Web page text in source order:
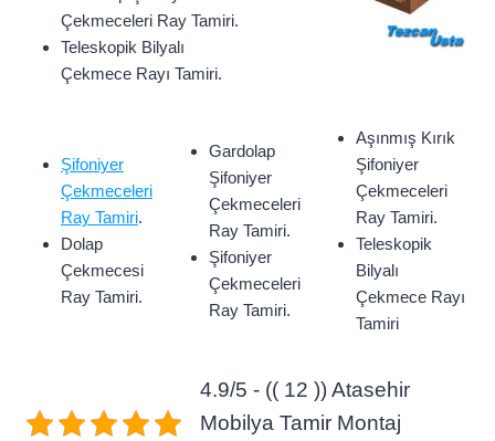
Çekmeceleri Ray Tamiri.
Teleskopik Bilyalı
Çekmece Rayı Tamiri.
Şifoniyer
Çekmeceleri
Ray Tamiri.
Dolap
Çekmecesi
Ray Tamiri.
Gardolap
Şifoniyer
Çekmeceleri
Ray Tamiri.
Şifoniyer
Çekmeceleri
Ray Tamiri.
Aşınmış Kırık
Şifoniyer
Çekmeceleri
Ray Tamiri.
Teleskopik
Bilyalı
Çekmece Rayı
Tamiri
4.9/5 - (( 12 )) Atasehir
Mobilya Tamir Montaj